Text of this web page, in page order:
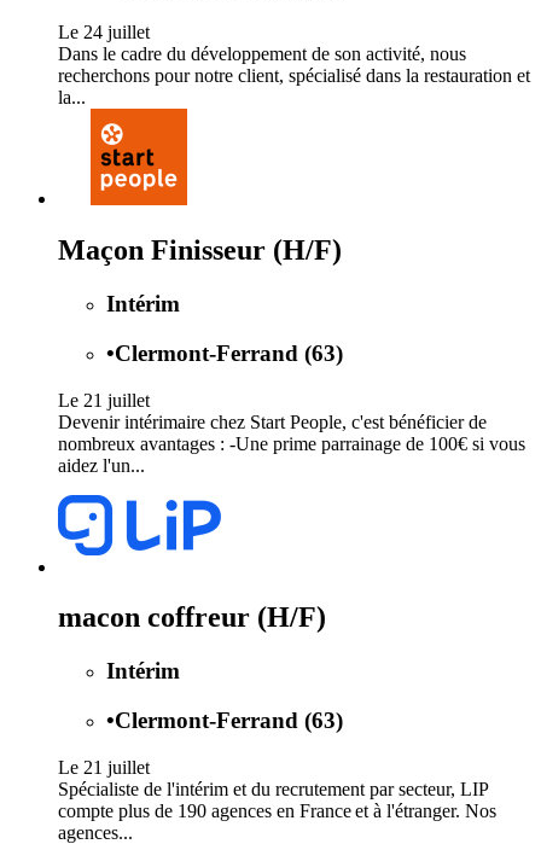
Le 24 juillet
Dans le cadre du développement de son activité, nous
recherchons pour notre client, spécialisé dans la restauration et
la...
Maçon Finisseur (H/F)
Intérim
•Clermont-Ferrand (63)
Le 21 juillet
Devenir intérimaire chez Start People, c'est bénéficier de
nombreux avantages : -Une prime parrainage de 100€ si vous
aidez l'un...
macon coffreur (H/F)
Intérim
•Clermont-Ferrand (63)
Le 21 juillet
Spécialiste de l'intérim et du recrutement par secteur, LIP
compte plus de 190 agences en France et à l'étranger. Nos
agences...